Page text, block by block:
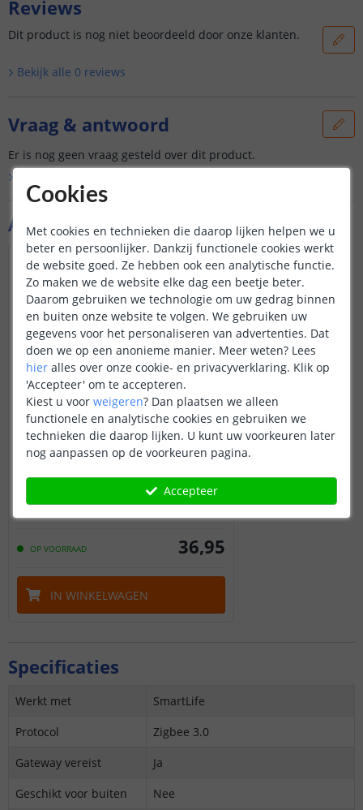
Aanvullende producten
Shelly Flood Gen4
Water sensor
OP VOORRAAD 36,95
IN WINKELWAGEN
Reviews
Dit product is nog niet beoordeeld door onze klanten.
Bekijk alle 0 reviews
Vraag & antwoord
Er is nog geen vraag gesteld over dit product.
Specificaties
Werkt met
SmartLife
Protocol
Zigbee 3.0
Gateway vereist
Ja
Geschikt voor buiten
Nee
Cookies
Met cookies en technieken die daarop lijken helpen we u
beter en persoonlijker. Dankzij functionele cookies werkt
de website goed. Ze hebben ook een analytische functie.
Zo maken we de website elke dag een beetje beter.
Daarom gebruiken we technologie om uw gedrag binnen
en buiten onze website te volgen. We gebruiken uw
gegevens voor het personaliseren van advertenties. Dat
doen we op een anonieme manier. Meer weten? Lees
hier alles over onze cookie- en privacyverklaring. Klik op
'Accepteer' om te accepteren.
Kiest u voor weigeren? Dan plaatsen we alleen
functionele en analytische cookies en gebruiken we
technieken die daarop lijken. U kunt uw voorkeuren later
nog aanpassen op de voorkeuren pagina.
Accepteer